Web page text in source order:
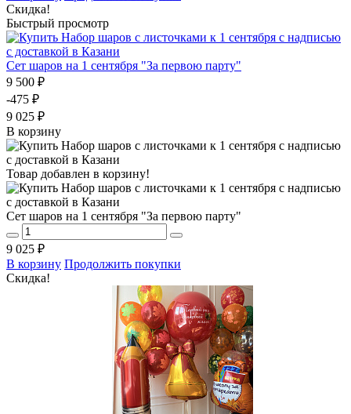
Скидка!
Быстрый просмотр
Сет шаров на 1 сентября "За первою парту"
9 500 ₽
-475 ₽
9 025 ₽
В корзину
Товар добавлен в корзину!
Сет шаров на 1 сентября "За первою парту"
9 025 ₽
В корзину Продолжить покупки
Скидка!